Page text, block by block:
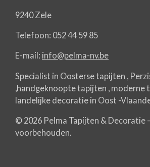
9240 Zele
Telefoon: 052 44 59 85
E-mail: info@pelma-nv.be
Specialist in Oosterse tapijten ,
,handgeknoopte tapijten , moderne
landelijke decoratie in Oost -
© 2026 Pelma Tapijten & Decoratie
voorbehouden.